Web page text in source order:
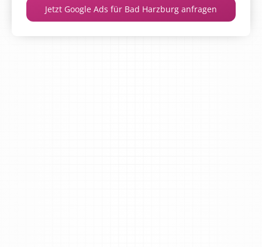
Jetzt Google Ads für Bad Harzburg anfragen